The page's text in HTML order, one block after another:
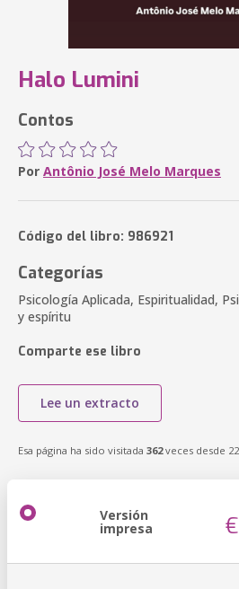
Halo Lumini
Contos
Por Antônio José Melo Marques
Código del libro: 986921
Categorías
Psicología Aplicada, Espiritualidad,
y espíritu
Comparte ese libro
Lee un extracto
Esa página ha sido visitada 362veces desde
Versión
impresa